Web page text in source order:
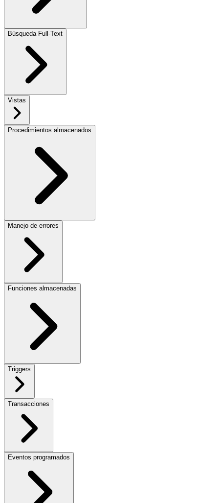
Búsqueda Full-Text
Vistas
Procedimientos almacenados
Manejo de errores
Funciones almacenadas
Triggers
Transacciones
Eventos programados